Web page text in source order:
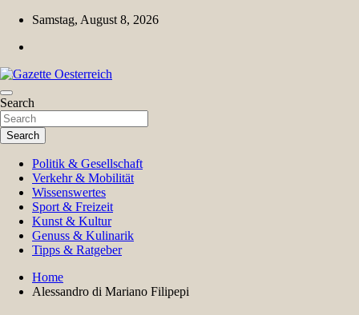
Skip
content
Samstag, August 8, 2026
Gazette Oesterreich
Magazin für Freizeit, Politik, Kultur & Wissenschaft
Search
Search
Politik & Gesellschaft
Verkehr & Mobilität
Wissenswertes
Sport & Freizeit
Kunst & Kultur
Genuss & Kulinarik
Tipps & Ratgeber
Home
Alessandro di Mariano Filipepi